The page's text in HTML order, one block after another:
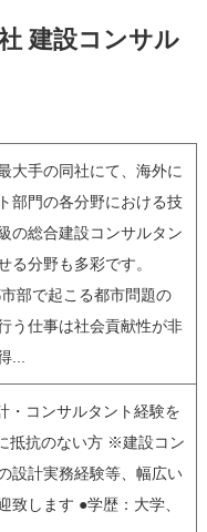
建設コンサル
大手の同社にて、海外に
部門の各分野における技
の総合建設コンサルタン
る分野も多彩です。
部で起こる都市問題の
う仕事は社会貢献性が非
...
・コンサルタント経験を
抵抗のない方 ※建設コン
設計実務経験等、幅広い
致します ●学歴：大学、